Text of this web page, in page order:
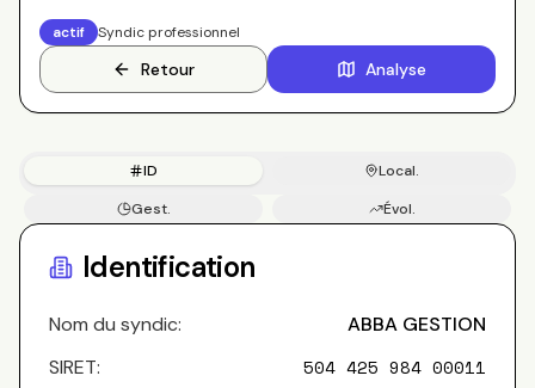
actif Syndic professionnel
Retour Analyse
ID
Local.
Gest.
Évol.
Identification
Nom du syndic:
ABBA GESTION
SIRET:
504 425 984 00011